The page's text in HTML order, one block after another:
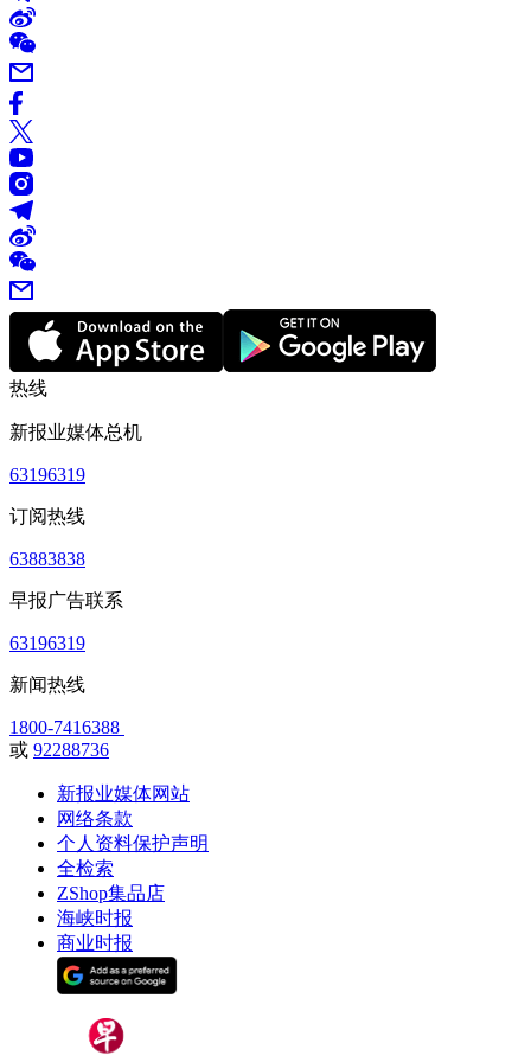
热线
新报业媒体总机
63196319
订阅热线
63883838
早报广告联系
63196319
新闻热线
1800-7416388
或 92288736
新报业媒体网站
网络条款
个人资料保护声明
全检索
ZShop集品店
海峡时报
商业时报